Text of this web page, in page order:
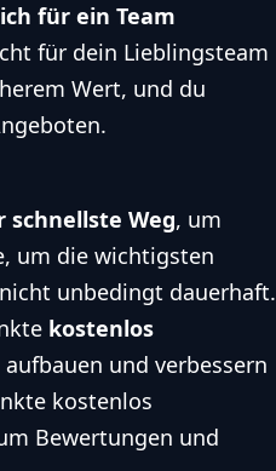
für ein Team
für dein Lieblingsteam
Wert, und du
schnellste Weg, um
um die wichtigsten
unbedingt dauerhaft.
kostenlos
und verbessern
kostenlos
Bewertungen und